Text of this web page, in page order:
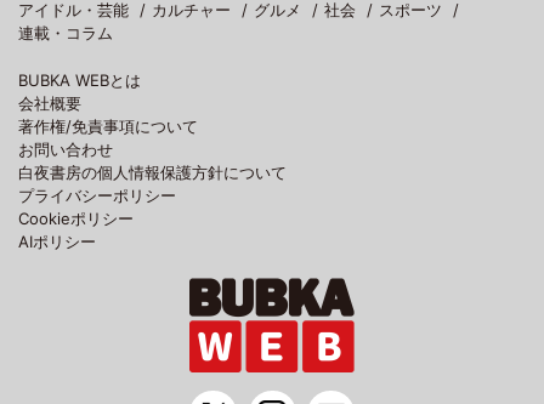
アイドル・芸能
カルチャー グルメ 社会
スポーツ
連載・コラム
BUBKA WEBとは
会社概要
著作権/免責事項について
お問い合わせ
白夜書房の個人情報保護方針について
プライバシーポリシー
Cookieポリシー
AIポリシー